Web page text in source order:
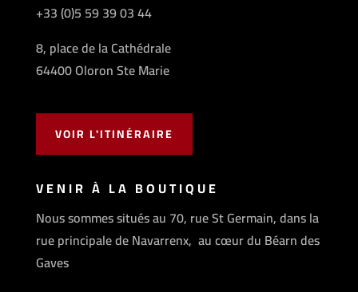
+33 (0)5 59 39 03 44
8, place de la Cathédrale
64400 Oloron Ste Marie
VOIR L'ITINÉRAIRE
VENIR À LA BOUTIQUE
Nous sommes situés au 70, rue St Germain, dans la
rue principale de Navarrenx, au cœur du Béarn des
Gaves